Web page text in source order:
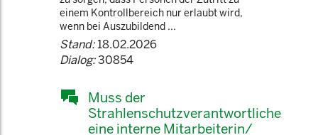
einem Kontrollbereich nur erlaubt wird,
wenn bei Auszubildend ...
Stand:18.02.2026
Dialog:30854
Muss der
Strahlenschutzverantwortliche
eine interne Mitarbeiterin/